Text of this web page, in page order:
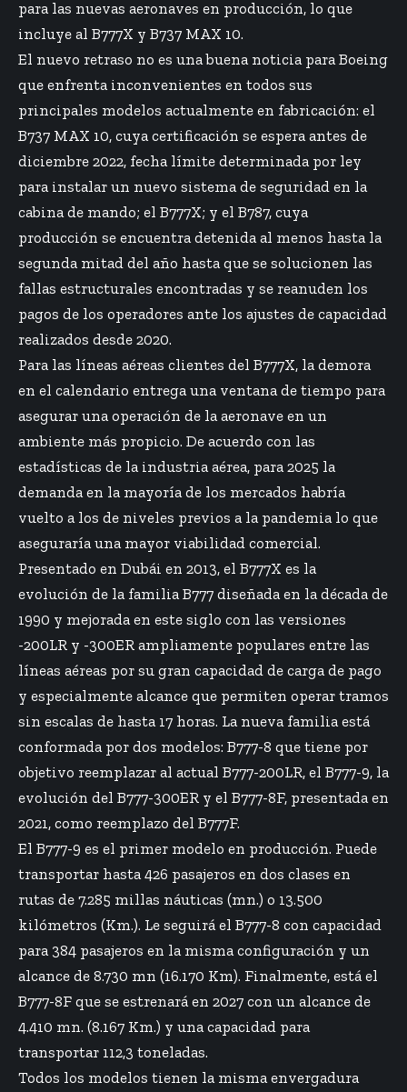
para las nuevas aeronaves en producción, lo que
incluye al B777X y B737 MAX 10.
El nuevo retraso no es una buena noticia para Boeing
que enfrenta inconvenientes en todos sus
principales modelos actualmente en fabricación: el
B737 MAX 10, cuya certificación se espera antes de
diciembre 2022, fecha límite determinada por ley
para instalar un nuevo sistema de seguridad en la
cabina de mando; el B777X; y el B787, cuya
producción se encuentra detenida al menos hasta la
segunda mitad del año hasta que se solucionen las
fallas estructurales encontradas y se reanuden los
pagos de los operadores ante los ajustes de capacidad
realizados desde 2020.
Para las líneas aéreas clientes del B777X, la demora
en el calendario entrega una ventana de tiempo para
asegurar una operación de la aeronave en un
ambiente más propicio. De acuerdo con las
estadísticas de la industria aérea, para 2025 la
demanda en la mayoría de los mercados habría
vuelto a los de niveles previos a la pandemia lo que
aseguraría una mayor viabilidad comercial.
Presentado en Dubái en 2013, el B777X es la
evolución de la familia B777 diseñada en la década de
1990 y mejorada en este siglo con las versiones
-200LR y -300ER ampliamente populares entre las
líneas aéreas por su gran capacidad de carga de pago
y especialmente alcance que permiten operar tramos
sin escalas de hasta 17 horas. La nueva familia está
conformada por dos modelos: B777-8 que tiene por
objetivo reemplazar al actual B777-200LR, el B777-9, la
evolución del B777-300ER y el B777-8F, presentada en
2021, como reemplazo del B777F.
El B777-9 es el primer modelo en producción. Puede
transportar hasta 426 pasajeros en dos clases en
rutas de 7.285 millas náuticas (mn.) o 13.500
kilómetros (Km.). Le seguirá el B777-8 con capacidad
para 384 pasajeros en la misma configuración y un
alcance de 8.730 mn (16.170 Km). Finalmente, está el
B777-8F que se estrenará en 2027 con un alcance de
4.410 mn. (8.167 Km.) y una capacidad para
transportar 112,3 toneladas.
Todos los modelos tienen la misma envergadura